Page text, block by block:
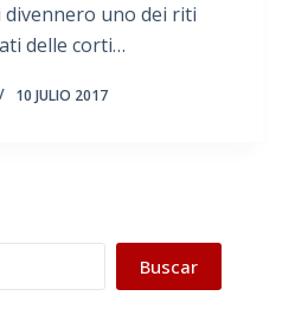
divennero uno dei riti
delle corti…
10 JULIO 2017
Buscar